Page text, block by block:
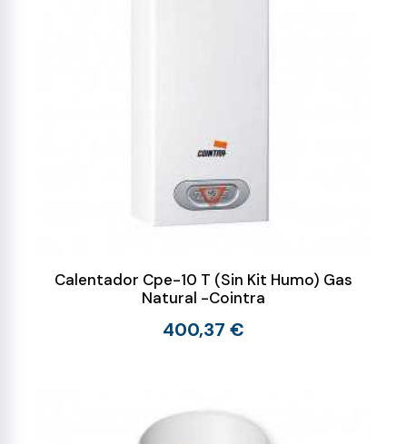
Calentador Cpe-10 T (Sin Kit Humo) Gas
Natural -Cointra
400,37 €